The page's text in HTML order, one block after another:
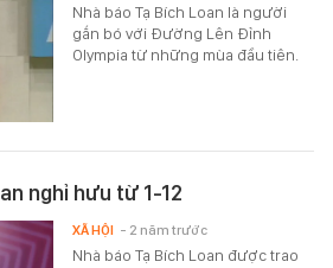
Nhà báo Tạ Bích Loan là người
gắn bó với Đường Lên Đỉnh
Olympia từ những mùa đầu tiên.
nghỉ hưu từ 1-12
Nhà báo Tạ Bích Loan được trao
XÃ HỘI - 2 năm trước